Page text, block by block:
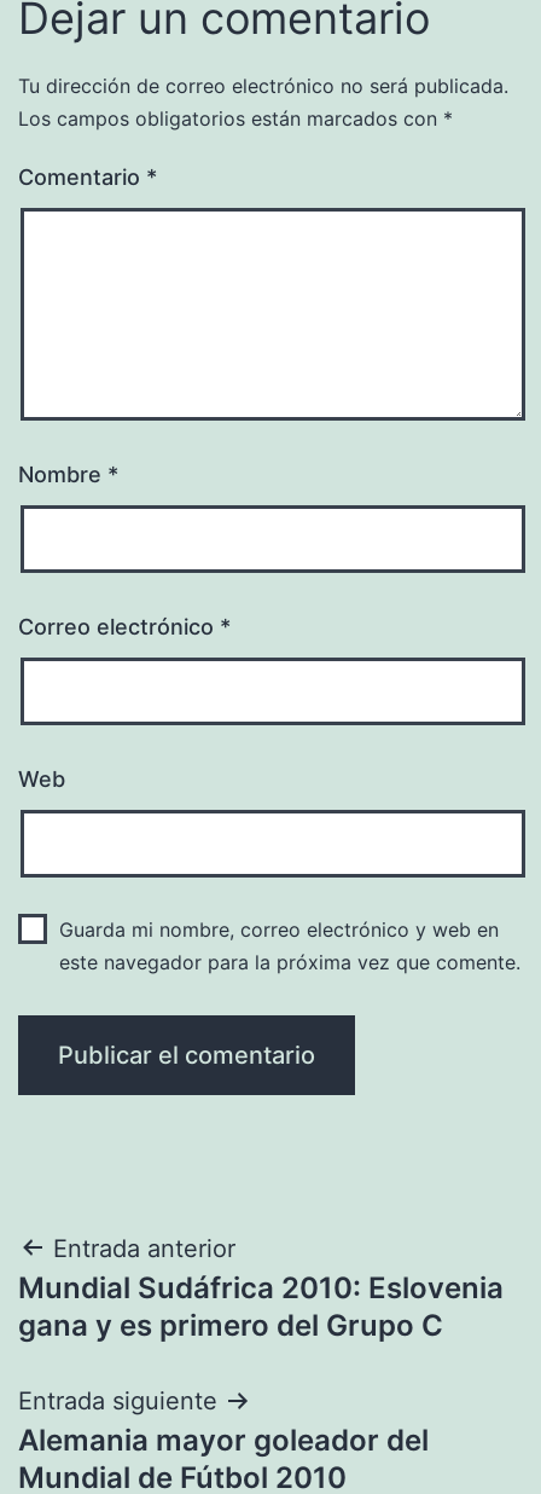
Dejar un comentario
Tu dirección de correo electrónico no será publicada.
Los campos obligatorios están marcados con *
Comentario *
Nombre *
Correo electrónico *
Web
Guarda mi nombre, correo electrónico y web en
este navegador para la próxima vez que comente.
Navegación
de
Entrada anterior
Mundial Sudáfrica 2010: Eslovenia
gana y es primero del Grupo C
Entrada siguiente
Alemania mayor goleador del
Mundial de Fútbol 2010